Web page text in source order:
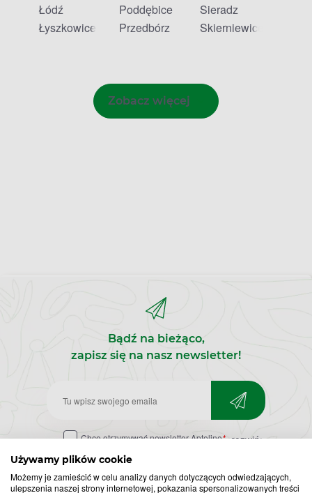
Używamy plików cookie
Możemy je zamieścić w celu analizy danych dotyczących odwiedzających,
ulepszenia naszej strony internetowej, pokazania spersonalizowanych treści
Łódź
Łyszkowice
Poddębice
Przedbórz
Sieradz
Skierniewice
Zobacz więcej
Bądź na bieżąco,
zapisz się na nasz newsletter!
Zapisz
do
newslettera
Chcę otrzymywać newsletter Apteline* rozwiń>